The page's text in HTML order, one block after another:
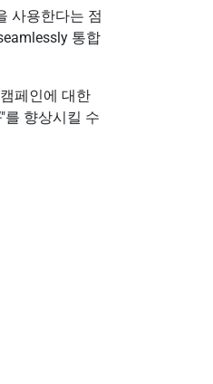
사용한다는 점
통합
페인에 대한
"를 향상시킬 수